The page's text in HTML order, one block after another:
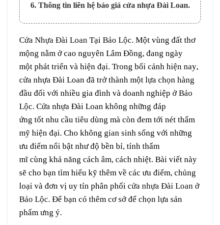
6. Thông tin liên hệ báo giá cửa nhựa Đài Loan.
Cửa Nhựa Đài Loan Tại Bảo Lộc. Một vùng đất thơ
mộng nằm ởcao nguyên Lâm Đồng, đang ngày
một phát triển và hiện đại. Trong bối cảnh hiện nay,
cửa nhựa Đài Loan đã trở thành một lựa chọn hàng
đầu đối với nhiều gia đình và doanh nghiệp ở Bảo
Lộc. Cửa nhựa Đài Loan không những đáp
ứng tốt nhu cầu tiêu dùng mà còn đem tới nét thẩm
mỹ hiện đại. Cho không gian sinh sống với những
ưu điểm nổi bật nhưđộ bền bỉ, tính thẩm
mĩ cùng khả năng cách âm, cách nhiệt. Bài viết này
sẽ cho bạn tìm hiểu kỹ thêm về các ưu điểm, chủng
loại và đơn vị uy tín phân phối cửa nhựa Đài Loan ở
Bảo Lộc. Để bạn có thêm cơ sởđể chọn lựa sản
phẩm ưng ý.